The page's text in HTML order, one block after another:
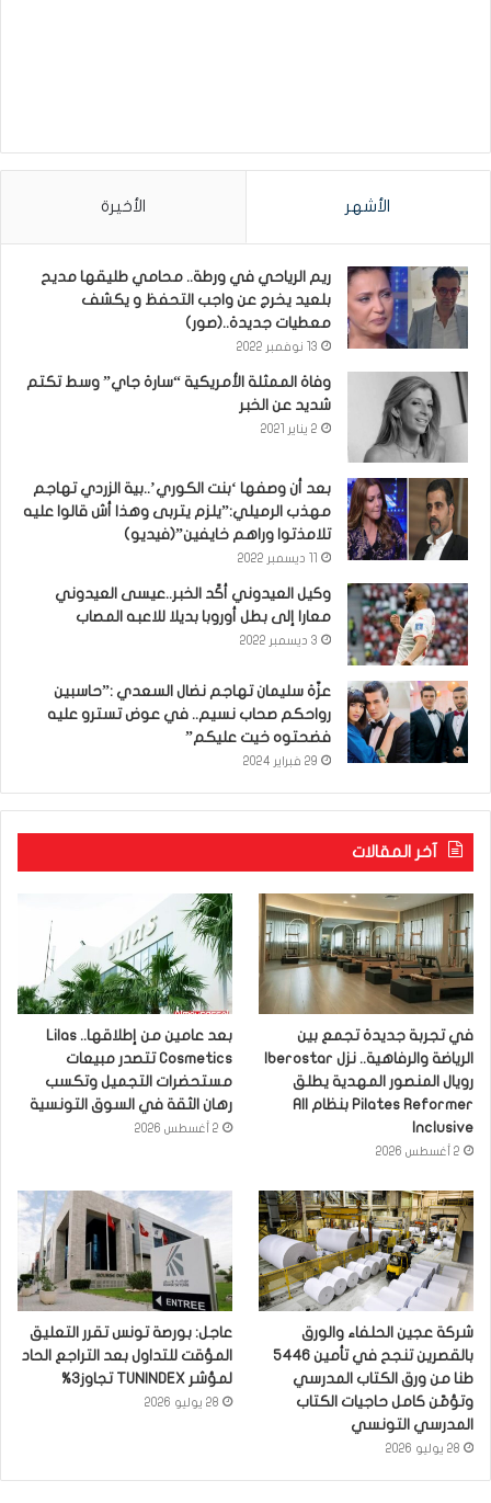
الأشهر الأخيرة
ريم الرياحي في ورطة.. محامي طليقها مديح
بلعيد يخرج عن واجب التحفظ و يكشف
معطيات جديدة..(صور)
13 نوفمبر 2022
وفاة الممثلة الأمريكية “سارة جاي” وسط تكتم
شديد عن الخبر
2 يناير 2021
بعد أن وصفها ‘بنت الكوري’..بية الزردي تهاجم
مهذب الرميلي:”يلزم يتربى وهذا أش قالوا عليه
تلامذتوا وراهم خايفين”(فيديو)
وكيل العيدوني أكّد الخبر..عيسى العيدوني
معارا إلى بطل أوروبا بديلا للاعبه المصاب
3 ديسمبر 2022
عزّة سليمان تهاجم نضال السعدي :”حاسبين
رواحكم صحاب نسيم.. في عوض تسترو عليه
فضحتوه خيت عليكم”
29 فبراير 2024
آخر المقالات
في تجربة جديدة تجمع بين
رويال المنصور المهدية يطلق
Pilates Reformer بنظام All
Inclusive
2 أغسطس 2026
بعد عامين من إطلاقها.. Lilas
Cosmetics تتصدر مبيعات
مستحضرات التجميل وتكسب
رهان الثقة في السوق التونسية
2 أغسطس 2026
شركة عجين الحلفاء والورق
بالقصرين تنجح في تأمين 5446
طنا من ورق الكتاب المدرسي
وتؤمّن كامل حاجيات الكتاب
المدرسي التونسي
28 يوليو 2026
عاجل: بورصة تونس تقرر التعليق
المؤقت للتداول بعد التراجع الحاد
لمؤشر TUNINDEX تجاوز3%
28 يوليو 2026